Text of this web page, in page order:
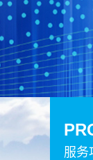
服务